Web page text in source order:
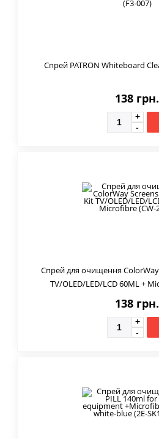
Спрей PATRON Whiteboard
138 грн.
Спрей для очищення ColorWay
TV/OLED/LED/LCD 60ML +
138 грн.